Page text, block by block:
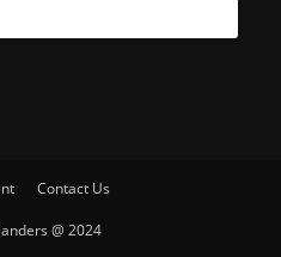
Contact Us
@ 2024